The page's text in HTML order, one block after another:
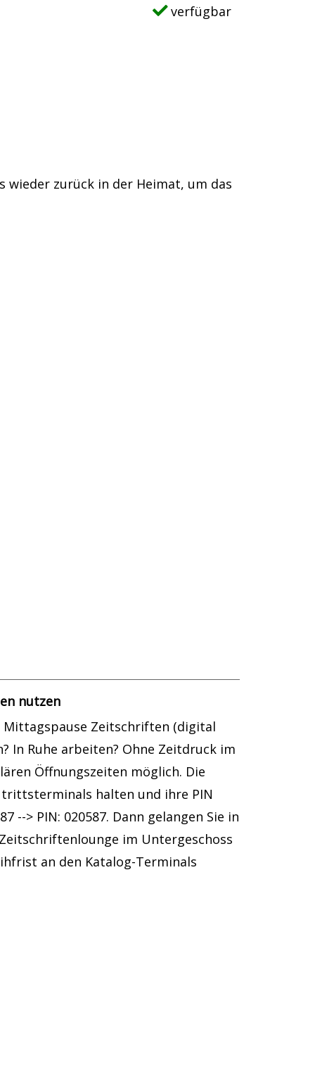
verfügbar
zurück in der Heimat, um das
nutzen
Mittagspause Zeitschriften (digital
In Ruhe arbeiten? Ohne Zeitdruck im
Öffnungszeiten möglich. Die
halten und ihre PIN
--> PIN: 020587. Dann gelangen Sie in
im Untergeschoss
an den Katalog-Terminals